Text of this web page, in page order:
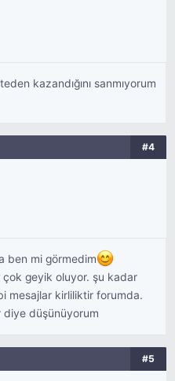
kazandığını sanmıyorum
#4
ben mi görmedim
geyik oluyor. şu kadar
mesajlar kirliliktir forumda.
diye düşünüyorum
#5